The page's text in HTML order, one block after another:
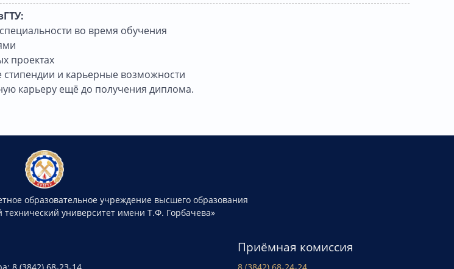
во время обучения
проектах
стипендии и карьерные возможности
карьеру ещё до получения диплома.
образовательное учреждение высшего образования
технический университет имени Т.Ф. Горбачева»
Приёмная комиссия